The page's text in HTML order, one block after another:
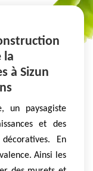
la
à Sizun
un paysagiste
et des
En
Ainsi les